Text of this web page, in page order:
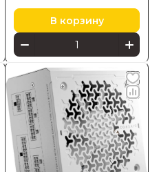
В корзину